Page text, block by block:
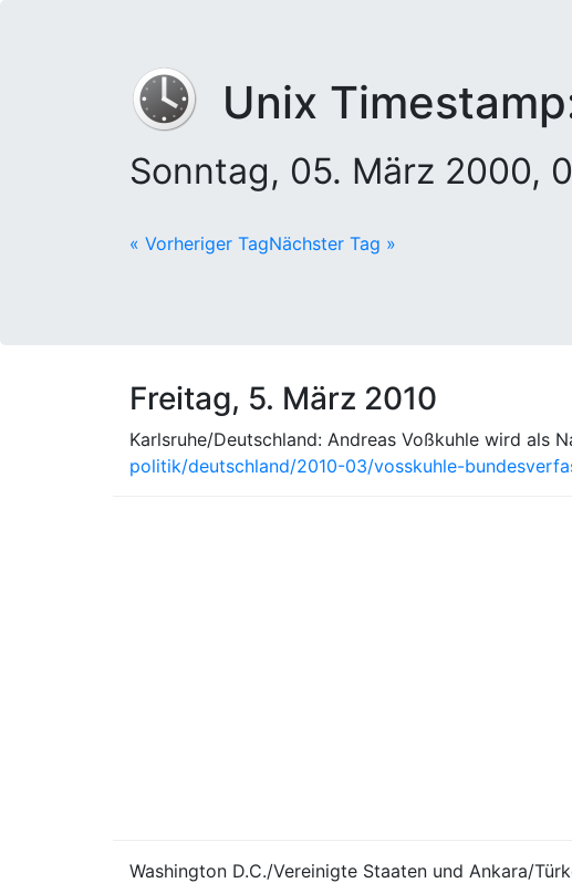
Unix
Sonntag, 05. März 2000,
« Vorheriger TagNächster Tag »
Freitag, 5. März 2010
Karlsruhe/Deutschland: Andreas Voßkuhle wird als
politik/deutschland/2010-03/vosskuhle-
Washington D.C./Vereinigte Staaten und Ankara/